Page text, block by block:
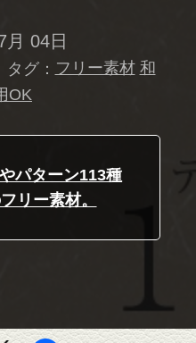
月 04日
タグ： フリー素材 和
OK
パターン113種
リー素材。